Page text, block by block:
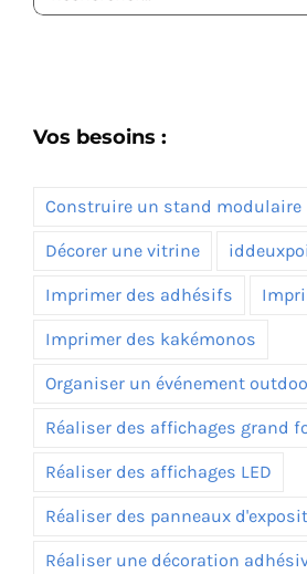
Vos besoins :
Construire un stand modulaire
Décorer une vitrine
Imprimer des adhésifs
Imprimer des kakémonos
Organiser un événement
Réaliser des affichages grand
Réaliser des affichages LED
Réaliser des panneaux
Réaliser une décoration